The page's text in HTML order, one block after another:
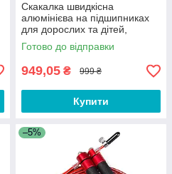
Скакалка швидкісна
алюмінієва на підшипниках
для дорослих та дітей,
фітнесу, кросфіту, схуднення,
спорту T5B
Готово до відправки
949,05 ₴ 999 ₴
Купити
–5%